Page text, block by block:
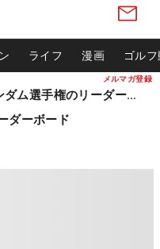
メルマガ登録
ライフ 漫画 ゴル
松山英樹ら出場 ウィンダム選手権のリーダーボード
ダーボード